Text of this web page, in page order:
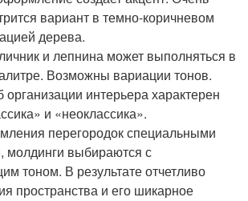
вариант в темно-коричневом
дерева.
и лепнина может выполняться в
Возможны вариации тонов.
интерьера характерен
и «неоклассика».
перегородок специальными
выбираются с
тоном. В результате отчетливо
пространства и его шикарное